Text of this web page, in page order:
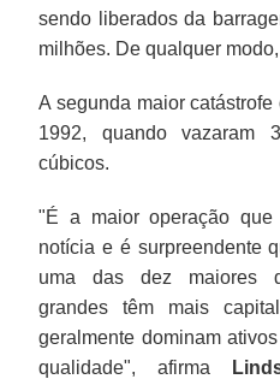
sendo liberados da
milhões. De qualquer
A segunda maior catástrofe
1992, quando vazaram
cúbicos.
"É a maior operação
notícia e é surpreendente
uma das dez maiores
grandes têm mais
geralmente dominam
qualidade", afirma